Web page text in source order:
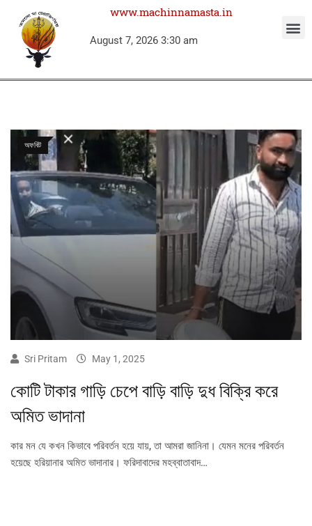
www.machinnamasta.in
August 7, 2026 3:30 am
অফবিট
Sri Pritam May 1, 2025
কোটি টাকার গাড়ি চেপে বাড়ি বাড়ি দুধ বিক্রি করে
অমিত ভাদানা
কার মন যে কখন কিভাবে পরিবর্তন হয়ে যায়, তা আমরা জানিনা। যেমন মনের পরিবর্তন
হয়েছে হরিয়ানার অমিত ভাদানার। ফরিদাবাদের মহব্বাতাবাদ…